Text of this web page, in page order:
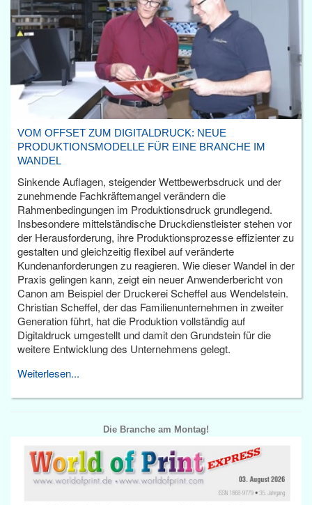
VOM OFFSET ZUM DIGITALDRUCK: NEUE
PRODUKTIONSMODELLE FÜR EINE BRANCHE IM
WANDEL
Sinkende Auflagen, steigender Wettbewerbsdruck und der
zunehmende Fachkräftemangel verändern die
Rahmenbedingungen im Produktionsdruck grundlegend.
Insbesondere mittelständische Druckdienstleister stehen vor
der Herausforderung, ihre Produktionsprozesse effizienter zu
gestalten und gleichzeitig flexibel auf veränderte
Kundenanforderungen zu reagieren. Wie dieser Wandel in der
Praxis gelingen kann, zeigt ein neuer Anwenderbericht von
Canon am Beispiel der Druckerei Scheffel aus Wendelstein.
Christian Scheffel, der das Familienunternehmen in zweiter
Generation führt, hat die Produktion vollständig auf
Digitaldruck umgestellt und damit den Grundstein für die
weitere Entwicklung des Unternehmens gelegt.
Weiterlesen...
Die Branche am Montag!